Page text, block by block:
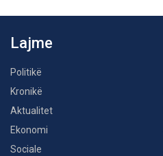
Lajme
Politikë
Kronikë
Aktualitet
Ekonomi
Sociale